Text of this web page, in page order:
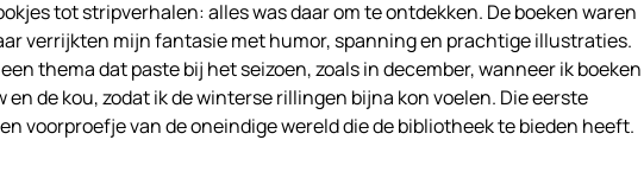
tot stripverhalen: alles was daar om te ontdekken. De boeken waren
verrijkten mijn fantasie met humor, spanning en prachtige illustraties.
thema dat paste bij het seizoen, zoals in december, wanneer ik boeken
en de kou, zodat ik de winterse rillingen bijna kon voelen. Die eerste
voorproefje van de oneindige wereld die de bibliotheek te bieden heeft.